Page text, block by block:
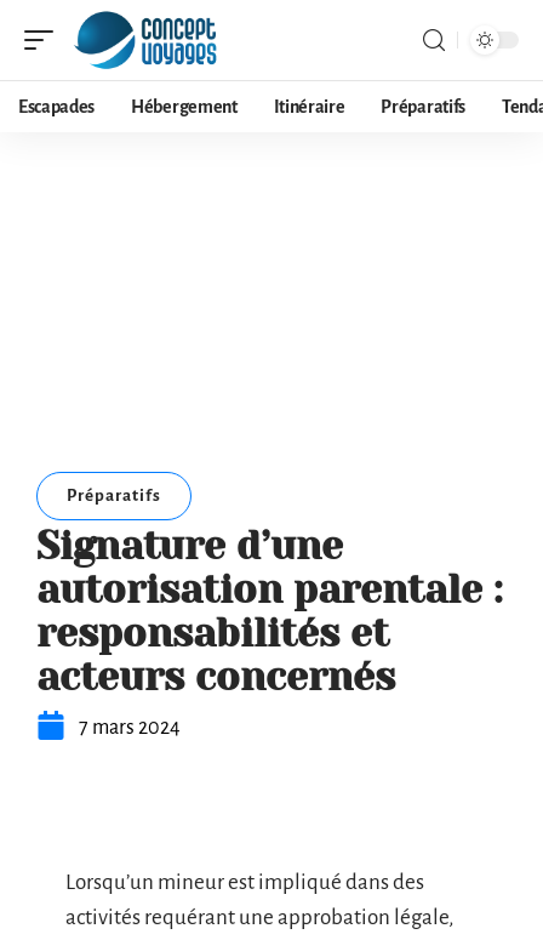
Escapades Hébergement Itinéraire Préparatifs
Préparatifs
Signature d’une
autorisation parentale :
responsabilités et
acteurs concernés
7 mars 2024
Lorsqu’un mineur est impliqué dans des
activités requérant une approbation légale,